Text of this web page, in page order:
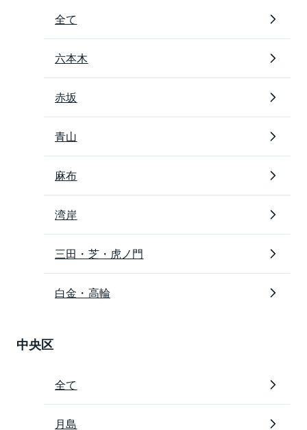
トロ南北線の3路線が利用できます。さらに東京メトロ
営地下鉄新宿線市ヶ谷駅の利用が可能で、通勤、通学
に大変便利な環境です。このような利便性の高さと洗
館や東宮御所、政府機関など警備が行き届いた場所が
近くにあることから治安の良さにも定評があり、ワン
ランク上の住まいを求める人たちから高い支持をされ
ている人気のエリアです。
で内容が変更になっている可能性がありますので、あ
らかじめご了承ください。
全て
六本木
赤坂
青山
麻布
湾岸
三田・芝・虎ノ門
白金・高輪
中央区
全て
月島